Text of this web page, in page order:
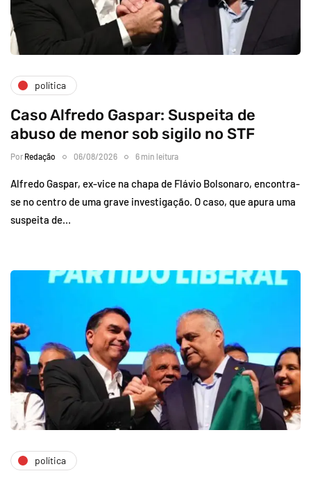
política
Caso Alfredo Gaspar: Suspeita de
abuso de menor sob sigilo no STF
Por Redação 06/08/2026 6 min leitura
Alfredo Gaspar, ex-vice na chapa de Flávio Bolsonaro, encontra-
se no centro de uma grave investigação. O caso, que apura uma
suspeita de…
política